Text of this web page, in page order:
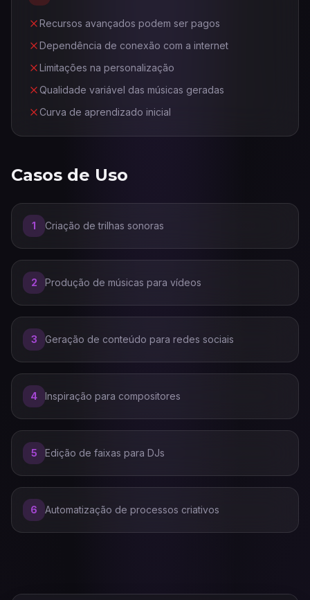
Recursos avançados podem ser pagos
Dependência de conexão com a internet
Limitações na personalização
Qualidade variável das músicas geradas
Curva de aprendizado inicial
Casos de Uso
1 Criação de trilhas sonoras
2 Produção de músicas para vídeos
3 Geração de conteúdo para redes sociais
4 Inspiração para compositores
5 Edição de faixas para DJs
6 Automatização de processos criativos